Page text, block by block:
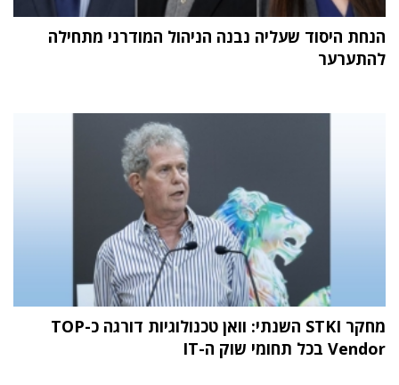
הנחת היסוד שעליה נבנה הניהול המודרני מתחילה
להתערער
מחקר STKI השנתי: וואן טכנולוגיות דורגה כ-TOP
Vendor בכל תחומי שוק ה-IT